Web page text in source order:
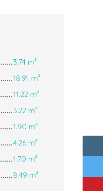
3.74 m²
18.91 m²
11.22 m²
3.22 m²
1.90 m²
4.26 m²
1.70 m²
8.49 m²